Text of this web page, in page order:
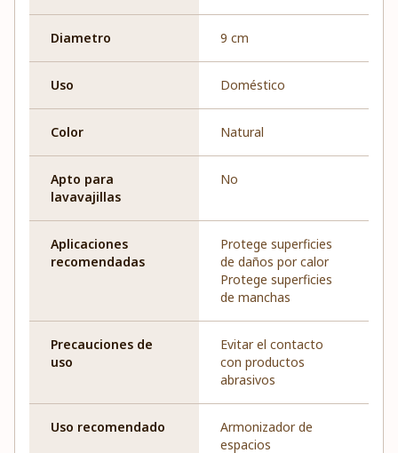
Diametro 9 cm
Uso Doméstico
Color Natural
Apto para
lavavajillas
No
Aplicaciones
recomendadas
Protege superficies
de daños por calor
Protege superficies
de manchas
Precauciones de
uso
Evitar el contacto
con productos
abrasivos
Uso recomendado
Armonizador de
espacios